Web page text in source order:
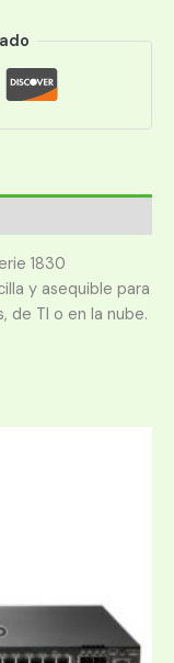
1830
y asequible para
de TI o en la nube.